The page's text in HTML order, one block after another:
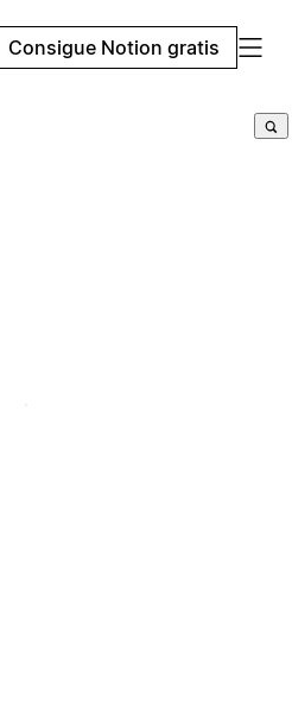
Consigue Notion gratis